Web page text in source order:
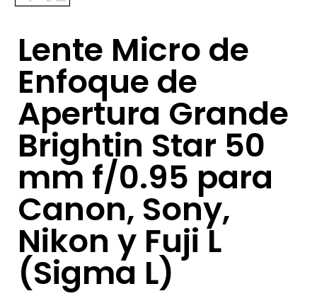
Lente Micro de
Enfoque de
Apertura Grande
Brightin Star 50
mm f/0.95 para
Canon, Sony,
Nikon y Fuji L
(Sigma L)